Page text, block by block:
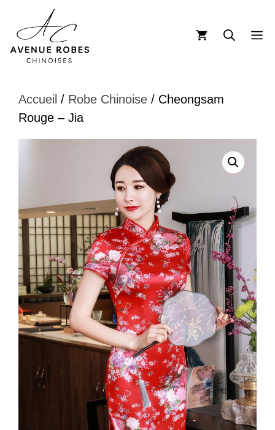
contenu
Accueil / Robe Chinoise / Cheongsam
Rouge – Jia